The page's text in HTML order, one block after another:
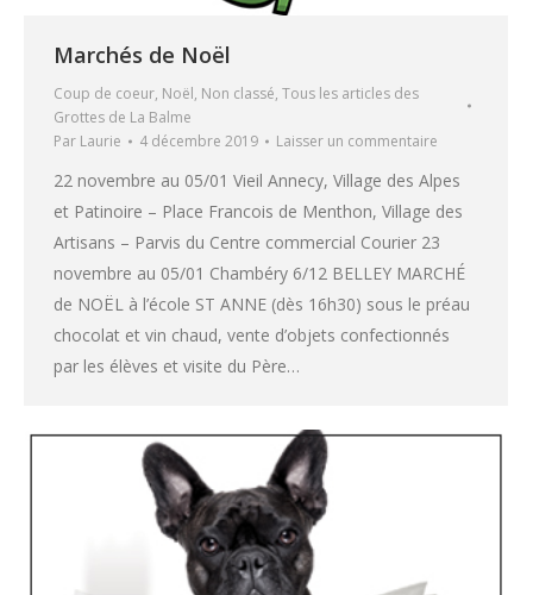
Marchés de Noël
Coup de coeur, Noël, Non classé, Tous les articles des
Grottes de La Balme
Par Laurie 4 décembre 2019 Laisser un commentaire
22 novembre au 05/01 Vieil Annecy, Village des Alpes
et Patinoire – Place Francois de Menthon, Village des
Artisans – Parvis du Centre commercial Courier 23
novembre au 05/01 Chambéry 6/12 BELLEY MARCHÉ
de NOËL à l’école ST ANNE (dès 16h30) sous le préau
chocolat et vin chaud, vente d’objets confectionnés
par les élèves et visite du Père…